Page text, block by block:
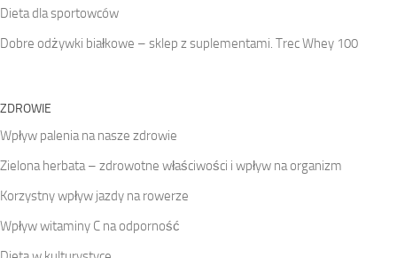
Dieta dla sportowców
Dobre odżywki białkowe – sklep z suplementami. Trec Whey 100
ZDROWIE
Wpływ palenia na nasze zdrowie
Zielona herbata – zdrowotne właściwości i wpływ na organizm
Korzystny wpływ jazdy na rowerze
Wpływ witaminy C na odporność